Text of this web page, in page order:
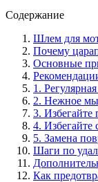
Содержание
Шлем для
Почему
Основные
1.
2. Нежное
3. Избегайте
4. Избегайте
5. Замена
Шаги по
Как